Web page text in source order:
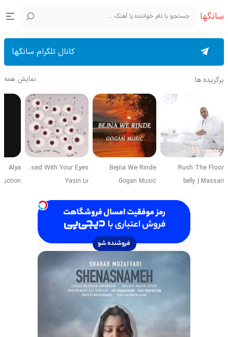
سانگها
کانال تلگرام سانگها
برگزیده ها نمایش همه
Rush The Floor
belly | Massari
Bejna We Rinde
Gogan Music
Obsessed With Your Eyes
Yasin Lv
Alya